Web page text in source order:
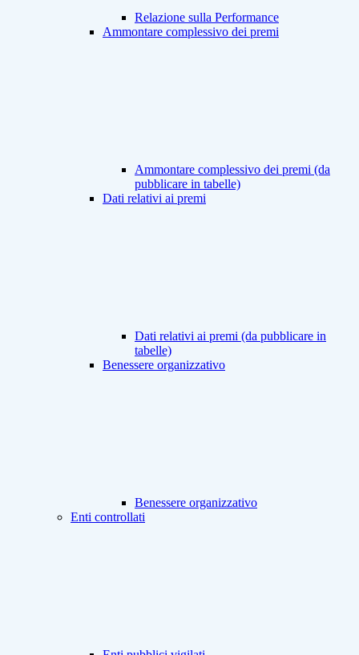
Relazione sulla Performance
Ammontare complessivo dei premi
Ammontare complessivo dei premi (da
pubblicare in tabelle)
Dati relativi ai premi
Dati relativi ai premi (da pubblicare in
tabelle)
Benessere organizzativo
Benessere organizzativo
Enti controllati